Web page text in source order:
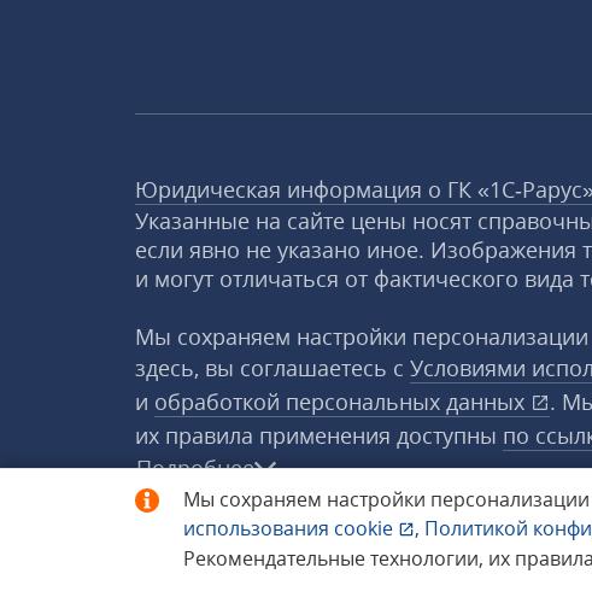
Мы сохраняем настройки
использования cookie , Политикой
Рекомендательные технологии, их
Юридическая информация о ГК
Указанные на сайте цены носят
если явно не указано иное. Изображения
и могут отличаться от фактического вида
Мы сохраняем настройки
здесь, вы соглашаетесь с Условиями
и обработкой персональных данных
.
их правила применения доступны по
Подробнее
© 1998−2026 «1С‑Рарус» ®. Все права